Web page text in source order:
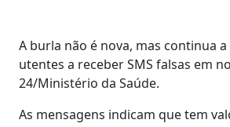
A burla não é nova, mas continua a
utentes a receber SMS falsas em
24/Ministério da Saúde.
As mensagens indicam que tem